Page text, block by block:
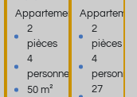
temen
t de
standi
ng T2
4
Appartement
2
pièces
4
personnes
50 m²
men
t 2*
en
hype
2
pièces
4
27